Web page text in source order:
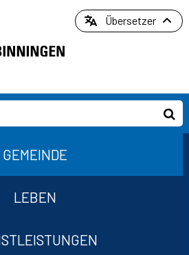
Übersetzer
GEMEINDE
LEBEN